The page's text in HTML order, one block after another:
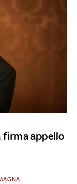
firma appello